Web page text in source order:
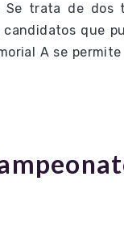
Se trata de dos
que
A se permite